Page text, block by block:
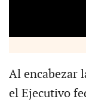
Al encabezar
el Ejecutivo